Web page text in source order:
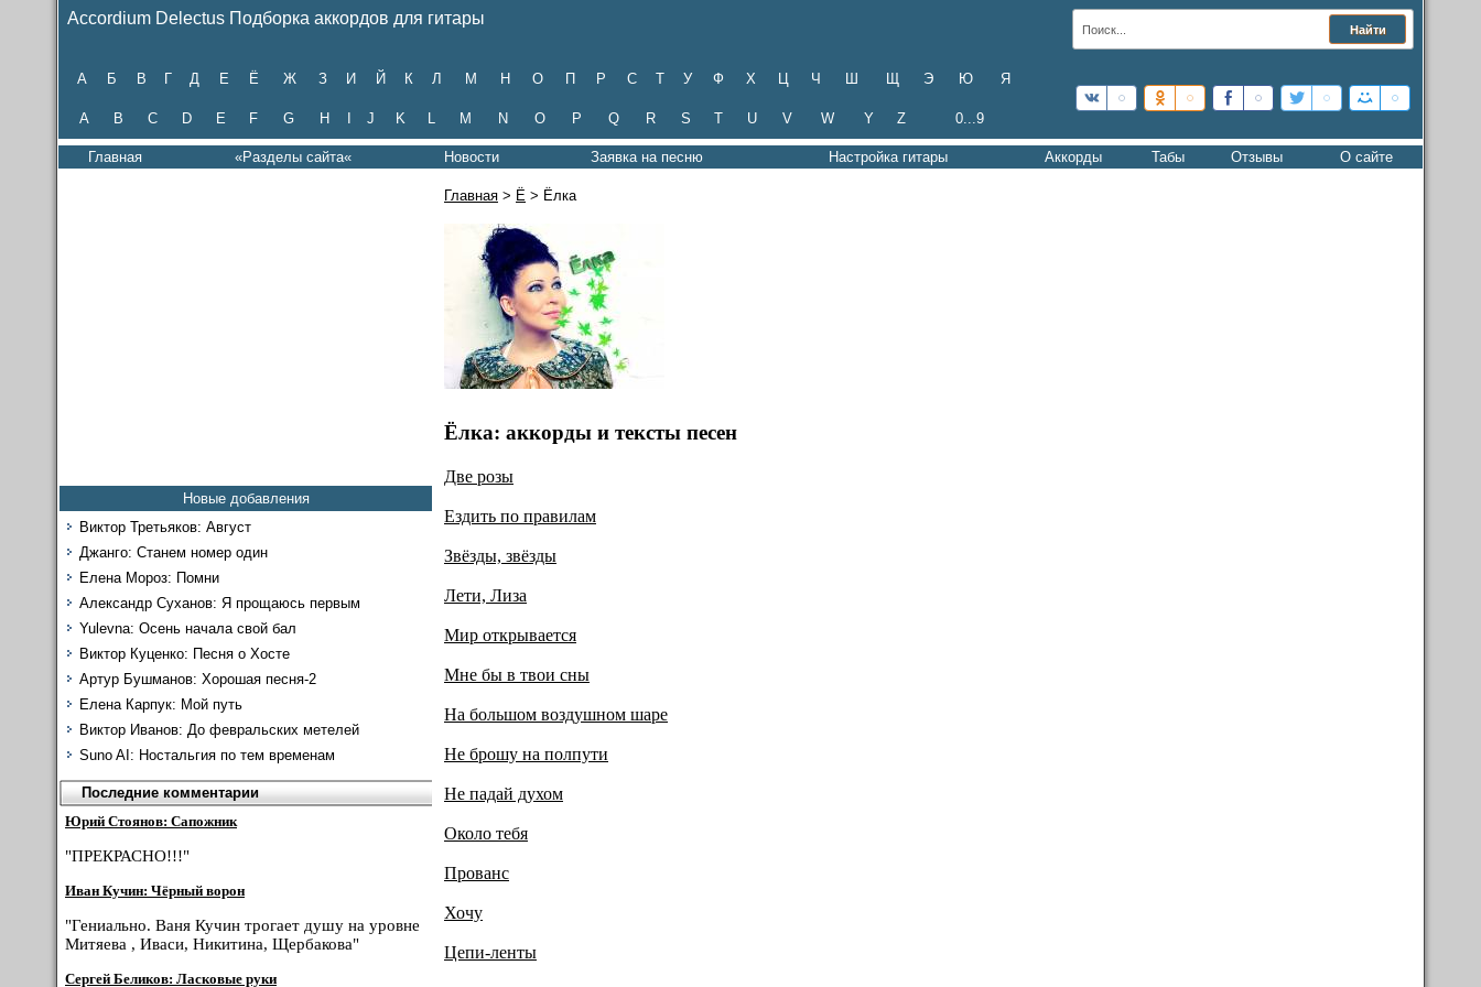
Accordium Delectus Подборка аккордов для гитары
А Б В Г Д Е Ё Ж З И Й К Л М Н О П Р С Т У Ф Х Ц Ч Ш Щ Э Ю Я
A B C D E F G H J K L M N O P Q R S T U V W Y Z 0...9
Главная «Разделы сайта« Новости Заявка на песню Настройка гитары Аккорды Табы Отзывы О сайте
Новые добавления
Виктор Третьяков: Август
Джанго: Станем номер один
Елена Мороз: Помни
Александр Суханов: Я прощаюсь первым
Yulevna: Осень начала свой бал
Виктор Куценко: Песня о Хосте
Артур Бушманов: Хорошая песня-2
Елена Карпук: Мой путь
Виктор Иванов: До февральских метелей
Suno AI: Ностальгия по тем временам
Последние комментарии
Юрий Стоянов: Сапожник
"ПРЕКРАСНО!!!"
Иван Кучин: Чёрный ворон
"Гениально. Ваня Кучин трогает душу на уровне
Митяева , Иваси, Никитина, Щербакова"
Сергей Беликов: Ласковые руки
Главная > Ё > Ёлка
Ёлка: аккорды и тексты песен
Две розы
Ездить по правилам
Звёзды, звёзды
Лети, Лиза
Мир открывается
Мне бы в твои сны
На большом воздушном шаре
Не брошу на полпути
Не падай духом
Около тебя
Прованс
Хочу
Цепи-ленты